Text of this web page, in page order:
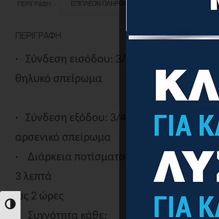
Εναλλαγή Υψηλής Αντίθεσης
ΠΕΡΙΓΡΑΦΉ ΕΠΙΠΛΈΟΝ ΠΛΗΡΟΦΟΡΊΕΣ
ΠΕΡΙΓΡΑΦΉ
·
Σύνδεση εισόδου: 3/4″
θηλυκό σπείρωμα
·
Σύνδεση εξόδου: 3/4″
αρσενικό σπείρωμα
·
Διάρκεια ποτίσματος από
3 λεπτά
ώς 2 ώρες
·
Συχνότητα κάθε: